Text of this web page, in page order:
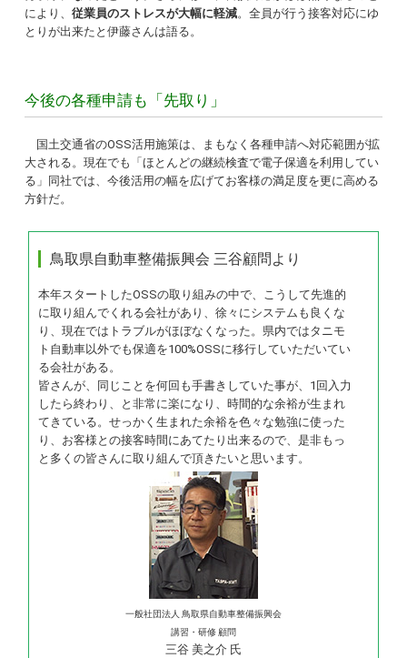
により、 従業員のストレスが大幅に軽減。全員が行う接客対応にゆ
とりが出来たと伊藤さんは語る。
今後の各種申請も「先取り」
国土交通省のOSS活用施策は、まもなく各種申請へ対応範囲が拡
大される。現在でも「ほとんどの継続検査で電子保適を利用してい
る」同社では、今後活用の幅を広げてお客様の満足度を更に高める
方針だ。
鳥取県自動車整備振興会 三谷顧問より
本年スタートしたOSSの取り組みの中で、こうして先進的
に取り組んでくれる会社があり、徐々にシステムも良くな
り、現在ではトラブルがほぼなくなった。県内ではタニモ
ト自動車以外でも保適を100%OSSに移行していただいてい
る会社がある。
皆さんが、同じことを何回も手書きしていた事が、1回入力
したら終わり、と非常に楽になり、時間的な余裕が生まれ
てきている。せっかく生まれた余裕を色々な勉強に使った
り、お客様との接客時間にあてたり出来るので、是非もっ
と多くの皆さんに取り組んで頂きたいと思います。
一般社団法人 鳥取県自動車整備振興会
講習・研修 顧問
三谷 美之介 氏